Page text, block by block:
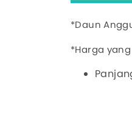
*Daun
*Harga